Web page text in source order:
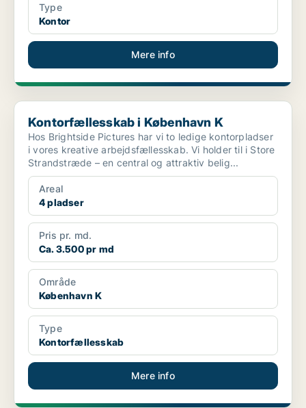
Type
Kontor
Mere info
Kontorfællesskab i København K
Kontorfællesskab i København K
Hos Brightside Pictures har vi to ledige kontorpladser
i vores kreative arbejdsfællesskab. Vi holder til i Store
Strandstræde – en central og attraktiv belig...
Areal
4 pladser
Pris pr. md.
Ca. 3.500 pr md
Område
København K
Type
Kontorfællesskab
Mere info